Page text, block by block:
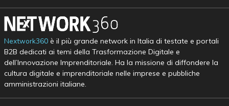
Nextwork360è il più grande network in Italia di testate e portali
B2B dedicati ai temi della Trasformazione Digitale e
dell’Innovazione Imprenditoriale. Ha la missione di diffondere la
cultura digitale e imprenditoriale nelle imprese e pubbliche
amministrazioni italiane.